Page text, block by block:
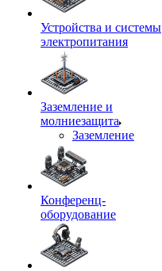
Устройства и системы
электропитания
Заземление и
молниезащита
Заземление
Конференц-
оборудование